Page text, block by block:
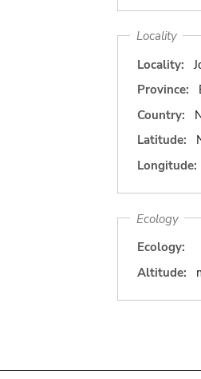
Locality
Locality:
Province:
Country:
Latitude:
Longitude:
Ecology
Ecology:
Altitude: